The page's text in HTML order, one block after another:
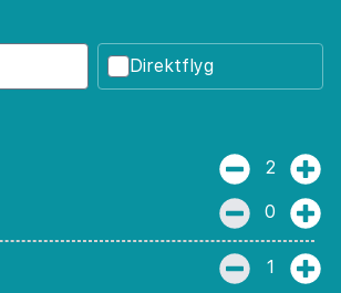
Direktflyg
2
0
1